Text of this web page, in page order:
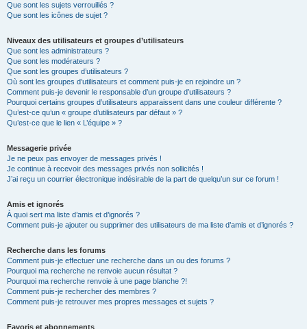
Que sont les sujets verrouillés ?
Que sont les icônes de sujet ?
Niveaux des utilisateurs et groupes d’utilisateurs
Que sont les administrateurs ?
Que sont les modérateurs ?
Que sont les groupes d’utilisateurs ?
Où sont les groupes d’utilisateurs et comment puis-je en rejoindre un ?
Comment puis-je devenir le responsable d’un groupe d’utilisateurs ?
Pourquoi certains groupes d’utilisateurs apparaissent dans une couleur différente ?
Qu’est-ce qu’un « groupe d’utilisateurs par défaut » ?
Qu’est-ce que le lien « L’équipe » ?
Messagerie privée
Je ne peux pas envoyer de messages privés !
Je continue à recevoir des messages privés non sollicités !
J’ai reçu un courrier électronique indésirable de la part de quelqu’un sur ce forum !
Amis et ignorés
À quoi sert ma liste d’amis et d’ignorés ?
Comment puis-je ajouter ou supprimer des utilisateurs de ma liste d’amis et d’ignorés ?
Recherche dans les forums
Comment puis-je effectuer une recherche dans un ou des forums ?
Pourquoi ma recherche ne renvoie aucun résultat ?
Pourquoi ma recherche renvoie à une page blanche ?!
Comment puis-je rechercher des membres ?
Comment puis-je retrouver mes propres messages et sujets ?
Favoris et abonnements